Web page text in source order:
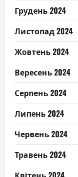
Грудень 2024
Листопад 2024
Жовтень 2024
Вересень 2024
Серпень 2024
Липень 2024
Червень 2024
Травень 2024